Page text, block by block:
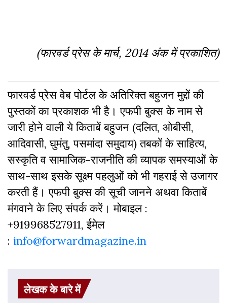
(फारवर्ड प्रेस के मार्च, 2014 अंक में प्रकाशित)
फारवर्ड प्रेस वेब पोर्टल के अतिरिक्‍त बहुजन मुद्दों की
पुस्‍तकों का प्रकाशक भी है। एफपी बुक्‍स के नाम से
जारी होने वाली ये किताबें बहुजन (दलित, ओबीसी,
आदिवासी, घुमंतु, पसमांदा समुदाय) तबकों के साहित्‍य,
सस्‍क‍ृति व सामाजिक-राजनीति की व्‍यापक समस्‍याओं के
साथ-साथ इसके सूक्ष्म पहलुओं को भी गहराई से उजागर
करती हैं। एफपी बुक्‍स की सूची जानने अथवा किताबें
मंगवाने के लिए संपर्क करें। मोबाइल :
+919968527911, ईमेल
: info@forwardmagazine.in
लेखक के बारे में